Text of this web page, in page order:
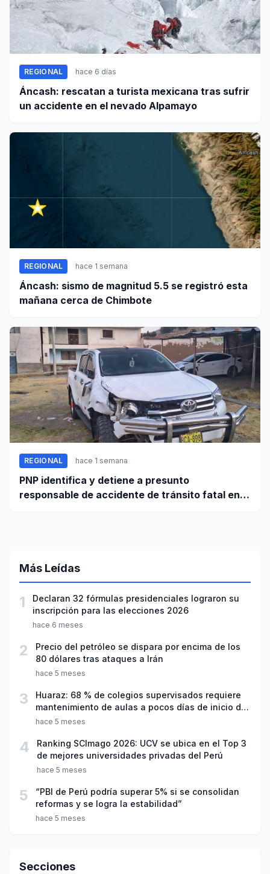
REGIONAL hace 6 días
Áncash: rescatan a turista mexicana tras sufrir
un accidente en el nevado Alpamayo
REGIONAL hace 1 semana
Áncash: sismo de magnitud 5.5 se registró esta
mañana cerca de Chimbote
REGIONAL hace 1 semana
PNP identifica y detiene a presunto
responsable de accidente de tránsito fatal en
Más Leídas
1
Declaran 32 fórmulas presidenciales lograron su
inscripción para las elecciones 2026
hace 6 meses
2
Precio del petróleo se dispara por encima de los
80 dólares tras ataques a Irán
hace 5 meses
3
Huaraz: 68 % de colegios supervisados requiere
mantenimiento de aulas a pocos días de inicio del
año escolar 2026
hace 5 meses
4
Ranking SCImago 2026: UCV se ubica en el Top 3
de mejores universidades privadas del Perú
hace 5 meses
5
“PBI de Perú podría superar 5% si se consolidan
reformas y se logra la estabilidad”
hace 5 meses
Secciones